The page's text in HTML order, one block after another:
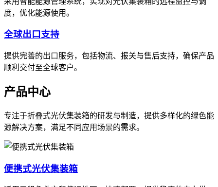
度，优化能源使用。
全球出口支持
提供完善的出口服务，包括物流、报关与售后支持，确保产品
顺利交付至全球客户。
产品中心
专注于折叠式光伏集装箱的研发与制造，提供多样化的绿色能
源解决方案，满足不同应用场景的需求。
便携式光伏集装箱